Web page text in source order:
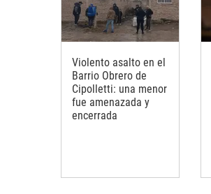
Violento asalto en el
Barrio Obrero de
Cipolletti: una menor
fue amenazada y
encerrada